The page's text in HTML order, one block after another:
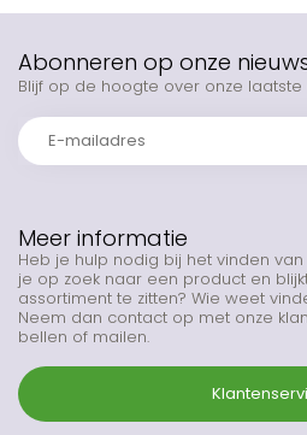
Meer informatie
Heb je hulp nodig bij het vinden
je op zoek naar een product en
assortiment te zitten? Wie weet
Neem dan contact op met onze
bellen of mailen.
Abonneren op onze
Blijf op de hoogte over onze laatste